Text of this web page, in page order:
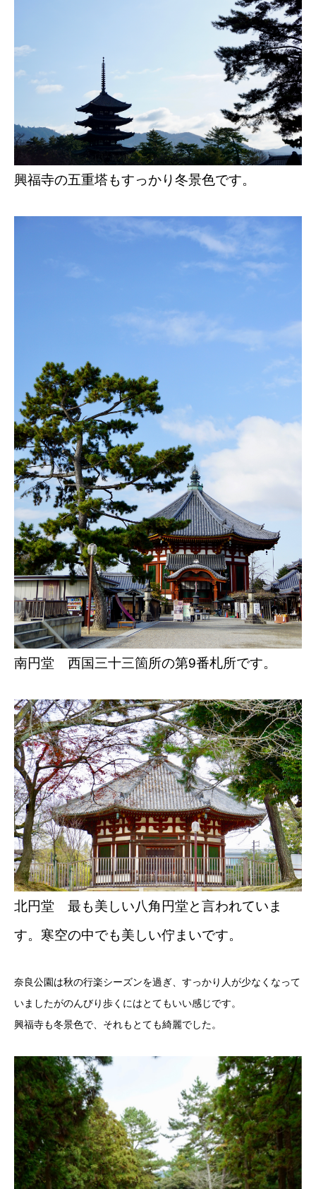
興福寺の五重塔もすっかり冬景色です。
南円堂 西国三十三箇所の第9番札所です。
北円堂 最も美しい八角円堂と言われていま
す。寒空の中でも美しい佇まいです。
奈良公園は秋の行楽シーズンを過ぎ、すっかり人が少なくなって
いましたがのんびり歩くにはとてもいい感じです。
興福寺も冬景色で、それもとても綺麗でした。